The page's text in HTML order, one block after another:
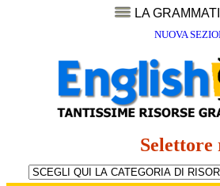
LA
NUOVA